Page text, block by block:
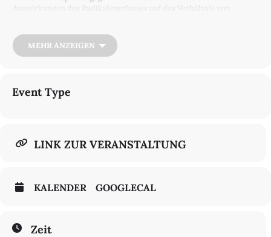
Auswirkungen des Radikalenerlasses auf das Verhältnis von
heutigen Situation ziehen?
MEHR ANZEIGEN
Event Type
LINK ZUR VERANSTALTUNG
KALENDER GOOGLECAL
Zeit